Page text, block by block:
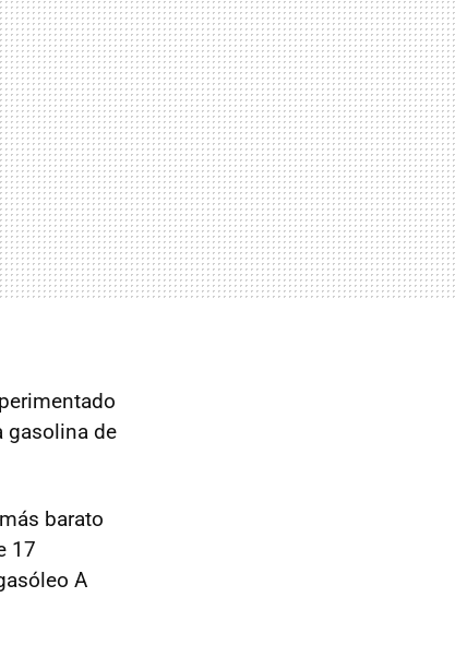
gasolina de
barato
17
A